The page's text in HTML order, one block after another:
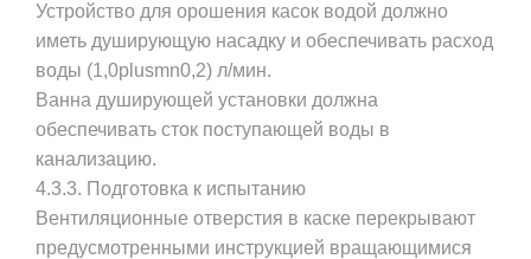
Устройство для орошения касок водой должно
иметь душирующую насадку и обеспечивать расход
воды (1,0plusmn0,2) л/мин.
Ванна душирующей установки должна
обеспечивать сток поступающей воды в
канализацию.
4.3.3. Подготовка к испытанию
Вентиляционные отверстия в каске перекрывают
предусмотренными инструкцией вращающимися